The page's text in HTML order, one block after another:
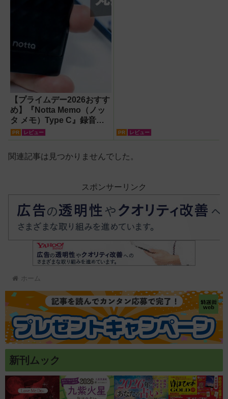
【プライムデー2026おすす
め】『Notta Memo（ノッ
タ メモ）Type C』録音か
らAI自動文字起こし・翻
スレコーダー！【議事録作
成】
PR レビュー PR レビュー
関連記事は見つかりませんでした。
スポンサーリンク
ホーム
新刊ムック